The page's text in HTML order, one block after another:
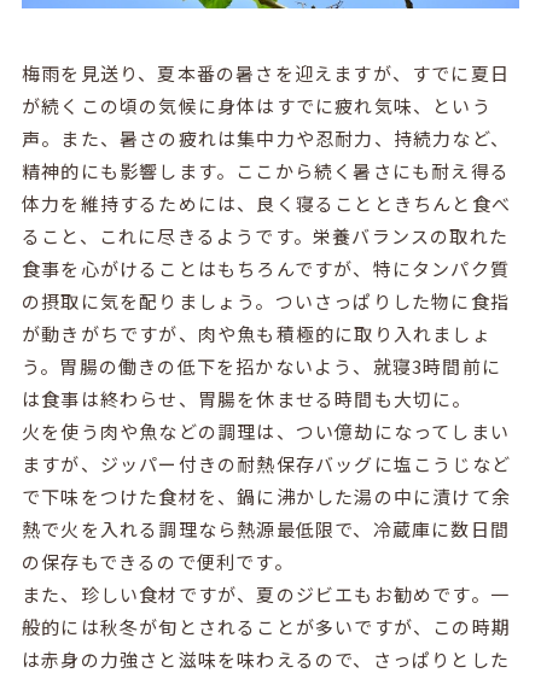
梅雨を見送り、夏本番の暑さを迎えますが、すでに夏日
が続くこの頃の気候に身体はすでに疲れ気味、という
声。また、暑さの疲れは集中力や忍耐力、持続力など、
精神的にも影響します。ここから続く暑さにも耐え得る
体力を維持するためには、良く寝ることときちんと食べ
ること、これに尽きるようです。栄養バランスの取れた
食事を心がけることはもちろんですが、特にタンパク質
の摂取に気を配りましょう。ついさっぱりした物に食指
が動きがちですが、肉や魚も積極的に取り入れましょ
う。胃腸の働きの低下を招かないよう、就寝3時間前に
は食事は終わらせ、胃腸を休ませる時間も大切に。
火を使う肉や魚などの調理は、つい億劫になってしまい
ますが、ジッパー付きの耐熱保存バッグに塩こうじなど
で下味をつけた食材を、鍋に沸かした湯の中に漬けて余
熱で火を入れる調理なら熱源最低限で、冷蔵庫に数日間
の保存もできるので便利です。
また、珍しい食材ですが、夏のジビエもお勧めです。一
般的には秋冬が旬とされることが多いですが、この時期
は赤身の力強さと滋味を味わえるので、さっぱりとした